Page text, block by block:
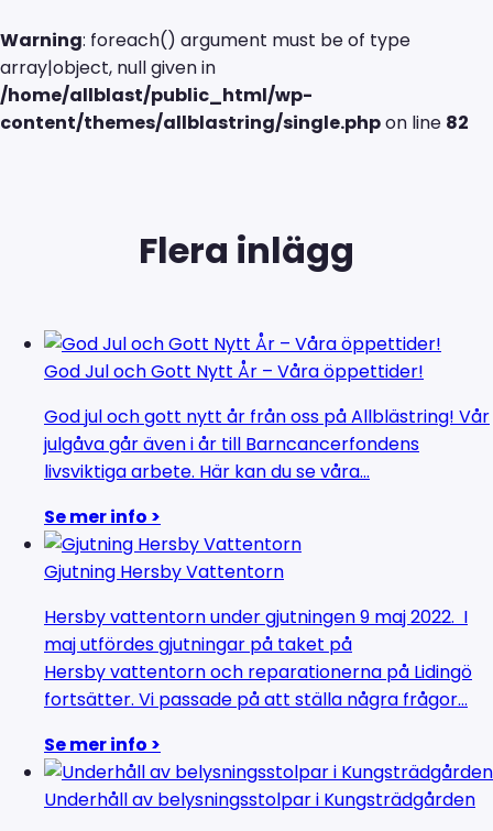
Warning: foreach() argument must be of type
array|object, null given in
/home/allblast/public_html/wp-
content/themes/allblastring/single.phpon line 82
Flera inlägg
God Jul och Gott Nytt År – Våra öppettider!
God jul och gott nytt år från oss på Allblästring! Vår
julgåva går även i år till Barncancerfondens
livsviktiga arbete. Här kan du se våra...
Se mer info >
Gjutning Hersby Vattentorn
Hersby vattentorn under gjutningen 9 maj 2022. I
maj utfördes gjutningar på taket på
Hersby vattentorn och reparationerna på Lidingö
fortsätter. Vi passade på att ställa några frågor...
Se mer info >
Underhåll av belysningsstolpar i Kungsträdgården